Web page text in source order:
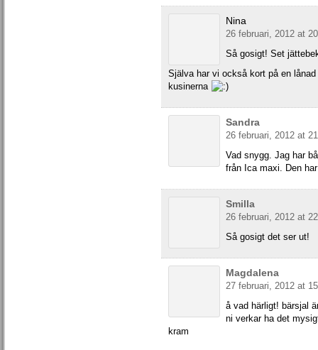
Nina
26 februari, 2012 at
Så gosigt! Set
Själva har vi också kort på en
kusinerna
Sandra
26 februari, 2012 at
Vad snygg. Jag har
från Ica maxi. Den
Smilla
26 februari, 2012 at
Så gosigt det ser ut!
Magdalena
27 februari, 2012 at
å vad härligt! bärsjal
ni verkar ha det
kram